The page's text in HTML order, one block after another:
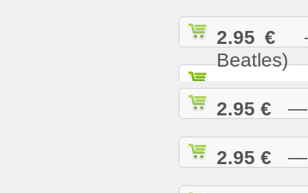
2.95 € —
Beatles)
2.95 € —
2.95 € —